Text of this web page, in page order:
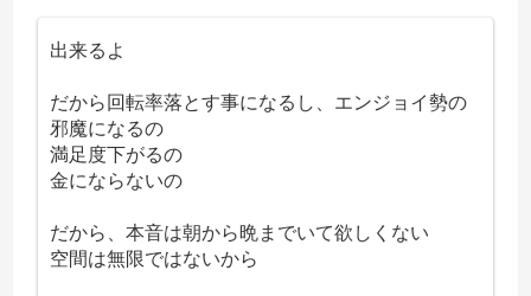
出来るよ
だから回転率落とす事になるし、エンジョイ勢の
邪魔になるの
満足度下がるの
金にならないの
だから、本音は朝から晩までいて欲しくない
空間は無限ではないから